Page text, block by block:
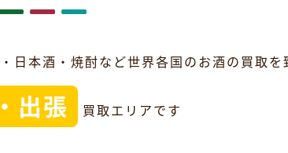
本酒・焼酎など世界各国のお酒の買取を
出張 買取エリアです